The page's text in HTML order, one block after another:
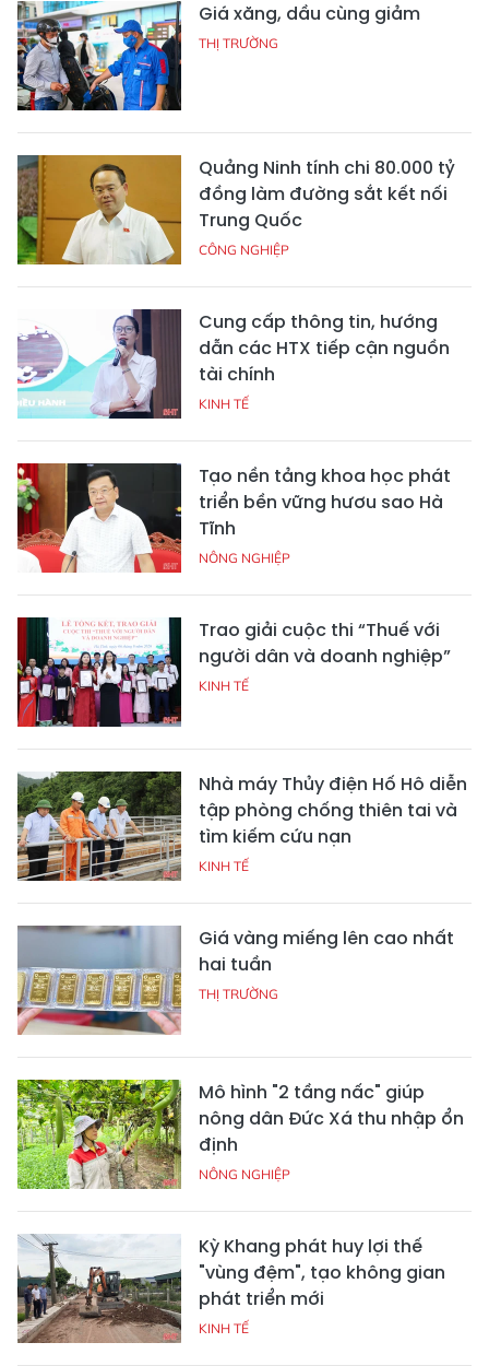
Giá xăng, dầu cùng giảm
THỊ TRƯỜNG
Quảng Ninh tính chi 80.000 tỷ
đồng làm đường sắt kết nối
Trung Quốc
CÔNG NGHIỆP
Cung cấp thông tin, hướng
dẫn các HTX tiếp cận nguồn
tài chính
KINH TẾ
Tạo nền tảng khoa học phát
triển bền vững hươu sao Hà
Tĩnh
NÔNG NGHIỆP
Trao giải cuộc thi “Thuế với
người dân và doanh nghiệp”
KINH TẾ
Nhà máy Thủy điện Hố Hô diễn
tập phòng chống thiên tai và
tìm kiếm cứu nạn
KINH TẾ
Giá vàng miếng lên cao nhất
hai tuần
THỊ TRƯỜNG
Mô hình "2 tầng nấc" giúp
nông dân Đức Xá thu nhập ổn
định
NÔNG NGHIỆP
Kỳ Khang phát huy lợi thế
"vùng đệm", tạo không gian
phát triển mới
KINH TẾ